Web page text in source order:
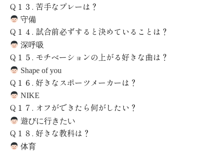
Q １３ . 苦手なプレーは？
守備
Q １４ . 試合前必ずすると決めていることは？
深呼吸
Q １５ . モチベーションの上がる好きな曲は？
Shape of you
Q １６ . 好きなスポーツメーカーは？
NIKE
Q １７ . オフができたら何がしたい？
遊びに行きたい
Q １８ . 好きな教科は？
体育